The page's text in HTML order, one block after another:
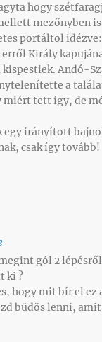
hogy
mezőnyben
portáltol idézve:
Király
Andó-
a
tett így, de
egy irányított
csak így tovább!
gól 2
ki ?
hogy mit bír el ez
büdös lenni,